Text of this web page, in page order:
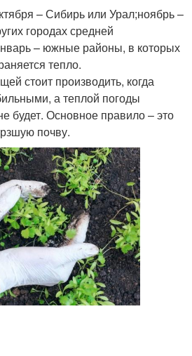
– Сибирь или Урал;ноябрь –
городах средней
– южные районы, в которых
тепло.
стоит производить, когда
а теплой погоды
будет. Основное правило – это
почву.